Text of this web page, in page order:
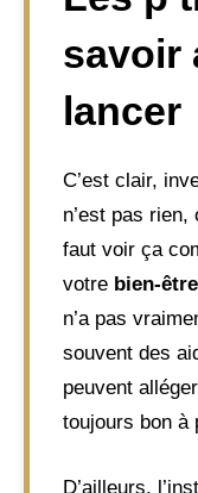
savoir
lancer
C’est clair,
n’est pas
faut voir ça
votre bien-être
n’a pas
souvent des
peuvent
toujours bon à
D’ailleurs,